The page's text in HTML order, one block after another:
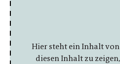
Hier steht ein Inhalt
diesen Inhalt zu